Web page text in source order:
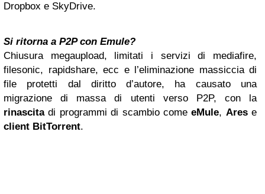
Dropbox e SkyDrive.
Si ritorna a P2P con Emule?
Chiusura megaupload, limitati i servizi di mediafire,
filesonic, rapidshare, ecc e l’eliminazione massiccia di
file protetti dal diritto d’autore, ha causato una
migrazione di massa di utenti verso P2P, con la
rinascitadi programmi di scambio comeeMule, Arese
client BitTorrent.